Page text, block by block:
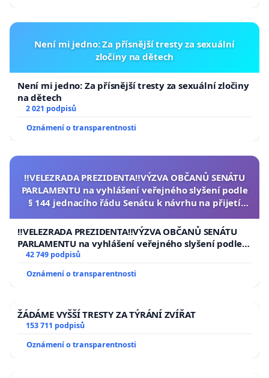
Není mi jedno: Za přísnější tresty za sexuální
zločiny na dětech
Není mi jedno: Za přísnější tresty za sexuální zločiny
na dětech
2 021 podpisů
Oznámení o transparentnosti
‼️VELEZRADA PREZIDENTA‼️VÝZVA OBČANŮ SENÁTU
PARLAMENTU na vyhlášení veřejného slyšení podle
§ 144 jednacího řádu Senátu k návrhu na přijetí
republiky
‼️VELEZRADA PREZIDENTA‼️VÝZVA OBČANŮ SENÁTU
PARLAMENTU na vyhlášení veřejného slyšení podle §
144 jednacího řádu Senátu k návrhu na přijetí
republiky
42 749 podpisů
Oznámení o transparentnosti
ŽÁDÁME VYŠŠÍ TRESTY ZA TÝRÁNÍ ZVÍŘAT
153 711 podpisů
Oznámení o transparentnosti